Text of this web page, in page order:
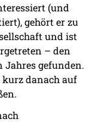
(und
gehört er zu
und ist
– den
Jahres gefunden.
danach auf